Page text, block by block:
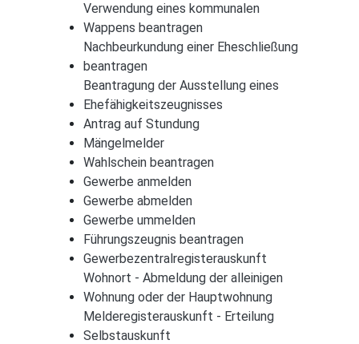
Verwendung eines kommunalen
Wappens beantragen
Nachbeurkundung einer Eheschließung
beantragen
Beantragung der Ausstellung eines
Ehefähigkeitszeugnisses
Antrag auf Stundung
Mängelmelder
Wahlschein beantragen
Gewerbe anmelden
Gewerbe abmelden
Gewerbe ummelden
Führungszeugnis beantragen
Gewerbezentralregisterauskunft
Wohnort - Abmeldung der alleinigen
Wohnung oder der Hauptwohnung
Melderegisterauskunft - Erteilung
Selbstauskunft